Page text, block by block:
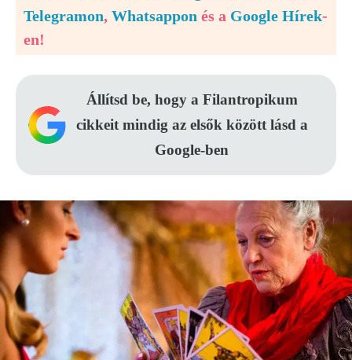
Telegramon, Whatsappon és a Google Hírek-
en!
Állítsd be, hogy a Filantropikum
cikkeit mindig az elsők között lásd a
Google-ben